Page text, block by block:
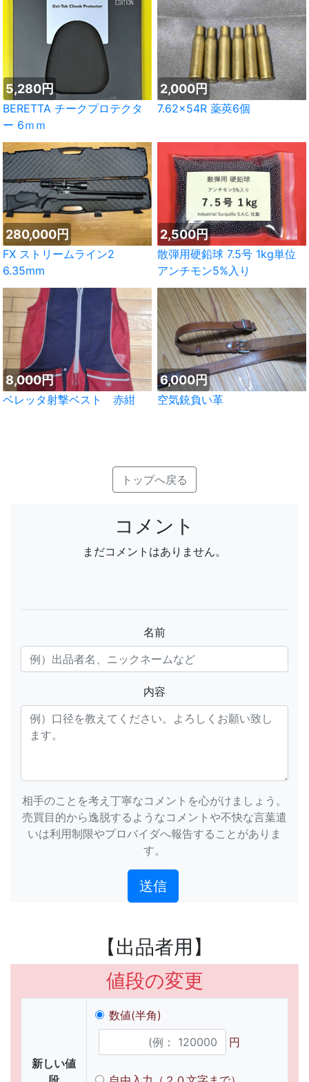
5,280円
BERETTA チークプロテクタ
ー 6ｍｍ
2,000円
7.62x54R 薬莢6個
280,000円
FX ストリームライン2
6.35mm
2,500円
散弾用硬鉛球 7.5号 1kg単位
アンチモン5%入り
8,000円
ベレッタ射撃ベスト 赤紺
6,000円
空気銃負い革
トップへ戻る
コメント
まだコメントはありません。
名前
内容
相手のことを考え丁寧なコメントを心がけましょう。
売買目的から逸脱するようなコメントや不快な言葉遣
いは利用制限やプロバイダへ報告することがありま
す。
【出品者用】
値段の変更
新しい値
数値(半角)
円